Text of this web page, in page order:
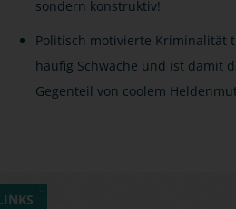
sondern konstruktiv!
Politisch motivierte Kriminalität
häufig Schwache und ist damit
Gegenteil von coolem